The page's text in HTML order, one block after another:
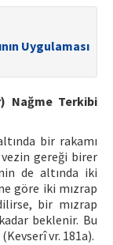
Uygulaması
Nağme Terkibi
bir rakamı
gereği birer
de altında iki
göre iki mızrap
bir mızrap
beklenir. Bu
vr. 181a).